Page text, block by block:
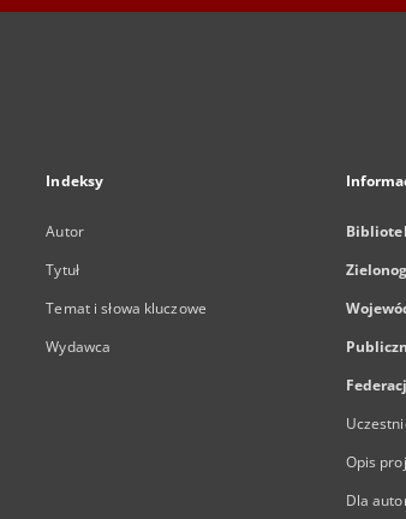
Indeksy
Autor
Tytuł
Temat i słowa kluczowe
Wydawca
Opis
Dla